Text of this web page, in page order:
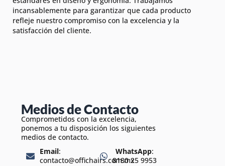
incansablemente para garantizar que cada producto
refleje nuestro compromiso con la excelencia y la
satisfacción del cliente.
Medios de Contacto
Comprometidos con la excelencia,
ponemos a tu disposición los siguientes
medios de contacto.
Email:
contacto@offichairs.com.mx
WhatsApp:
8180 25 9953